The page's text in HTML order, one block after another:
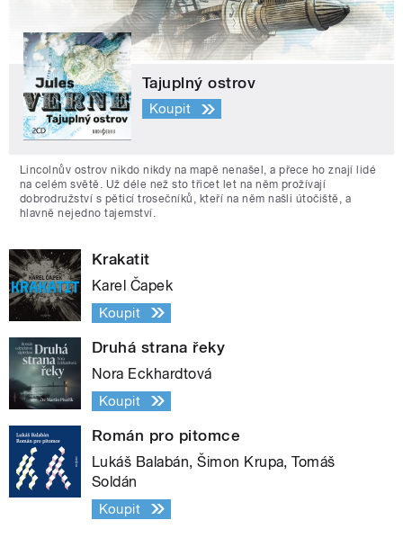
Tajuplný ostrov
Koupit
Lincolnův ostrov nikdo nikdy na mapě nenašel, a přece ho znají lidé
na celém světě. Už déle než sto třicet let na něm prožívají
dobrodružství s pěticí trosečníků, kteří na něm našli útočiště, a
hlavně nejedno tajemství.
Krakatit
Karel Čapek
Koupit
Druhá strana řeky
Nora Eckhardtová
Koupit
Román pro pitomce
Lukáš Balabán, Šimon Krupa, Tomáš
Soldán
Koupit